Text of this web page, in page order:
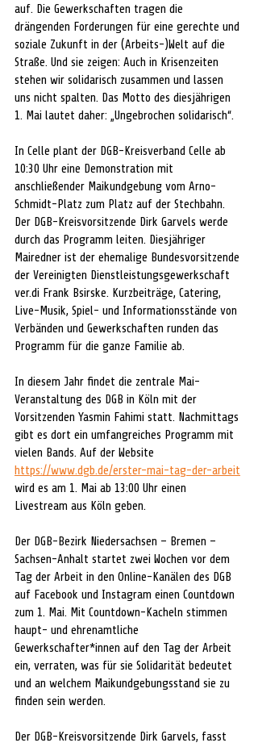
auf. Die Gewerkschaften tragen die
drängenden Forderungen für eine gerechte und
soziale Zukunft in der (Arbeits-)Welt auf die
Straße. Und sie zeigen: Auch in Krisenzeiten
stehen wir solidarisch zusammen und lassen
uns nicht spalten. Das Motto des diesjährigen
1. Mai lautet daher: „Ungebrochen solidarisch“.
In Celle plant der DGB-Kreisverband Celle ab
10:30 Uhr eine Demonstration mit
anschließender Maikundgebung vom Arno-
Schmidt-Platz zum Platz auf der Stechbahn.
Der DGB-Kreisvorsitzende Dirk Garvels werde
durch das Programm leiten. Diesjähriger
Mairedner ist der ehemalige Bundesvorsitzende
der Vereinigten Dienstleistungsgewerkschaft
ver.di Frank Bsirske. Kurzbeiträge, Catering,
Live-Musik, Spiel- und Informationsstände von
Verbänden und Gewerkschaften runden das
Programm für die ganze Familie ab.
In diesem Jahr findet die zentrale Mai-
Veranstaltung des DGB in Köln mit der
Vorsitzenden Yasmin Fahimi statt. Nachmittags
gibt es dort ein umfangreiches Programm mit
vielen Bands. Auf der Website
https://www.dgb.de/erster-mai-tag-der-arbeit
wird es am 1. Mai ab 13:00 Uhr einen
Livestream aus Köln geben.
Der DGB-Bezirk Niedersachsen – Bremen –
Sachsen-Anhalt startet zwei Wochen vor dem
Tag der Arbeit in den Online-Kanälen des DGB
auf Facebook und Instagram einen Countdown
zum 1. Mai. Mit Countdown-Kacheln stimmen
haupt- und ehrenamtliche
Gewerkschafter*innen auf den Tag der Arbeit
ein, verraten, was für sie Solidarität bedeutet
und an welchem Maikundgebungsstand sie zu
finden sein werden.
Der DGB-Kreisvorsitzende Dirk Garvels, fasst